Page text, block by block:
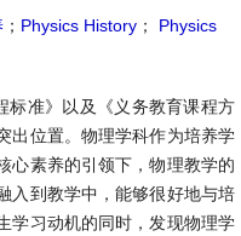
； Physics History ；
Physics
标准》以及《义务教育课程方
出位置。物理学科作为培养学
心素养的引领下，物理教学的
入到教学中，能够很好地与培
学习动机的同时，发现物理学